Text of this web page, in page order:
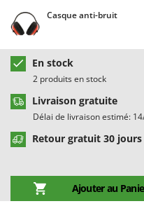
Coupe-bordures -
Coupe-branches
Couveuses à œufs
D
Débroussailleuses
Découpeurs plasma
Déplaqueuses de
Bernardi
Bertolini Pumps
Besser Vacuum
Bestway
Bissell
Black & Decker
Blue Bird
Bomet
Casque anti-bruit
En stock
2 produits en stock
Livraison gratuite
Délai de livraison estimé:
Retour gratuit 30 jours
Ajouter au